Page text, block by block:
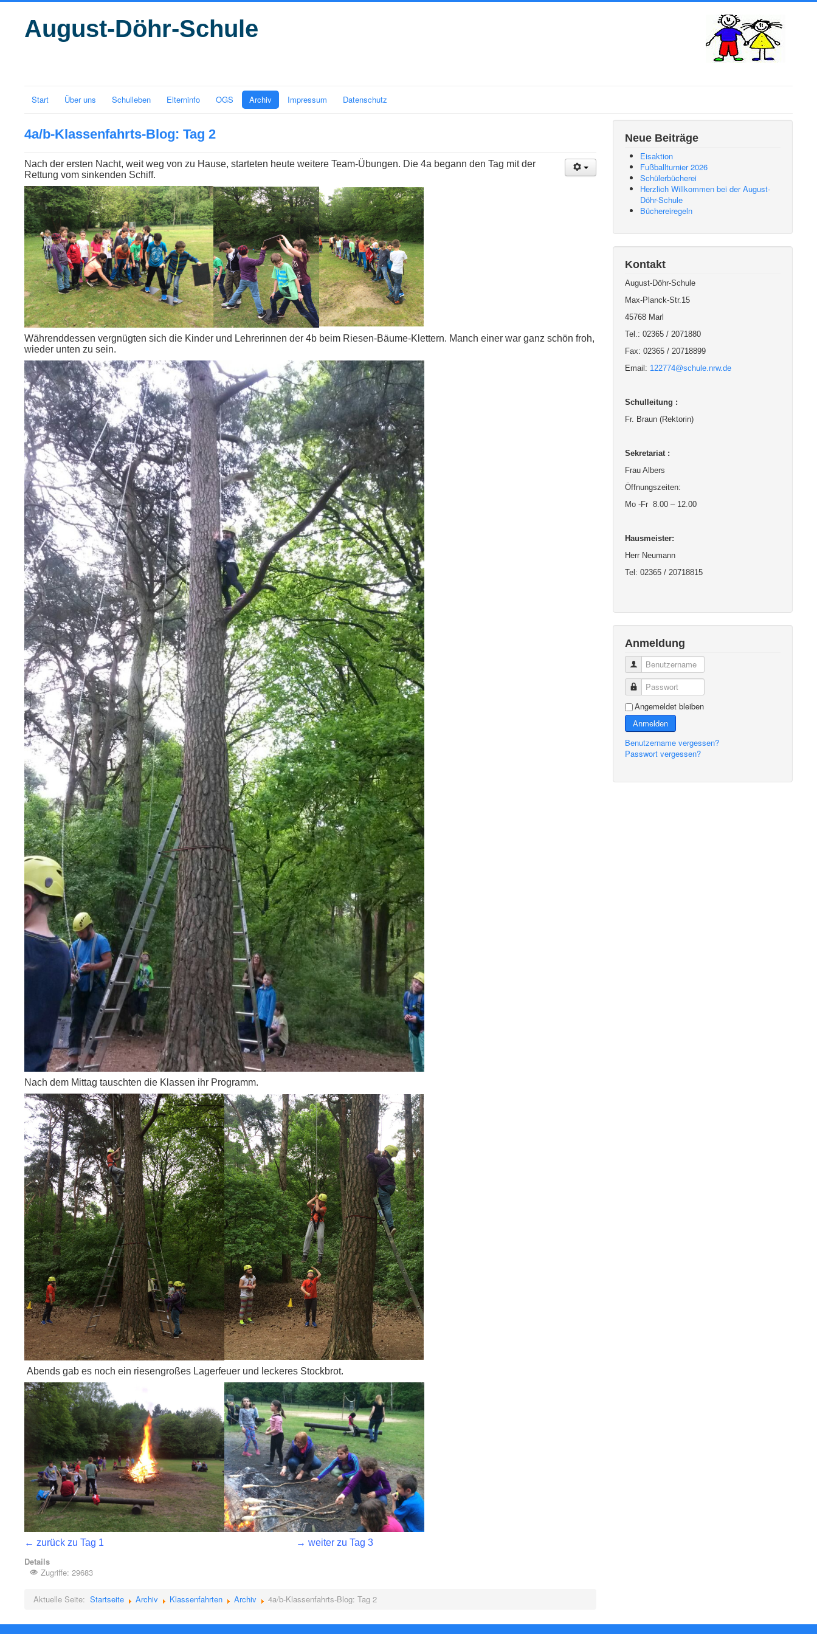
August-Döhr-Schule
Start Über uns Schulleben Elterninfo OGS Archiv Impressum Datenschutz
4a/b-Klassenfahrts-Blog: Tag 2
Nach der ersten Nacht, weit weg von zu Hause, starteten heute weitere Team-Übungen. Die 4a begann den Tag mit der
Rettung vom sinkenden Schiff.
Währenddessen vergnügten sich die Kinder und Lehrerinnen der 4b beim Riesen-Bäume-Klettern. Manch einer war ganz schön froh,
wieder unten zu sein.
Nach dem Mittag tauschten die Klassen ihr Programm.
Abends gab es noch ein riesengroßes Lagerfeuer und leckeres Stockbrot.
← zurück zu Tag 1 → weiter zu Tag 3
Details
Zugriffe: 29683
Aktuelle Seite: Startseite Archiv Klassenfahrten Archiv 4a/b-Klassenfahrts-Blog: Tag 2
Neue Beiträge
Eisaktion
Fußballturnier 2026
Schülerbücherei
Herzlich Willkommen bei der August-
Döhr-Schule
Büchereiregeln
Kontakt
August-Döhr-Schule
Max-Planck-Str.15
45768 Marl
Tel.: 02365 / 2071880
Fax: 02365 / 20718899
Email: 122774@schule.nrw.de
Schulleitung :
Fr. Braun (Rektorin)
Sekretariat :
Frau Albers
Öffnungszeiten:
Mo -Fr 8.00 – 12.00
Hausmeister:
Herr Neumann
Tel: 02365 / 20718815
Anmeldung
Benutzername
Passwort
Angemeldet bleiben
Anmelden
Benutzername vergessen?
Passwort vergessen?